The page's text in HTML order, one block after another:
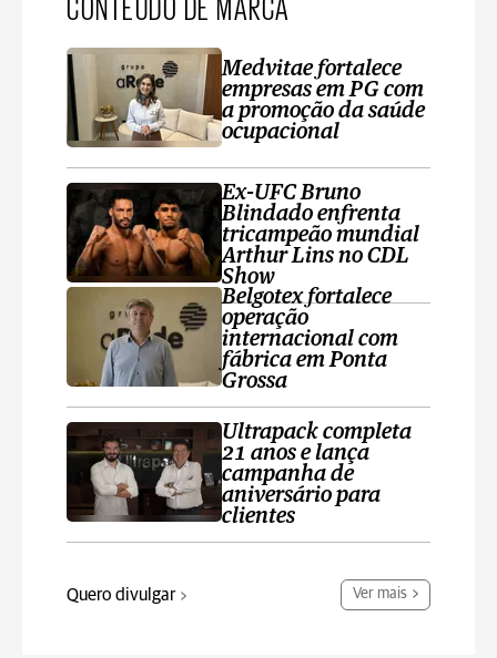
Medvitae fortalece
empresas em PG com
a promoção da saúde
ocupacional
Ex-UFC Bruno
Blindado enfrenta
tricampeão mundial
Arthur Lins no CDL
Show
Belgotex fortalece
operação
internacional com
fábrica em Ponta
Grossa
Ultrapack completa
21 anos e lança
campanha de
aniversário para
clientes
Quero divulgar Ver mais